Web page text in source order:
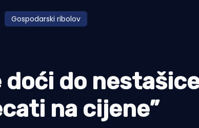
Gospodarski ribolov
doći do
na cijene”